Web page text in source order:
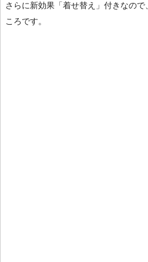
さらに新効果「着せ替え」付きなの
ころです。